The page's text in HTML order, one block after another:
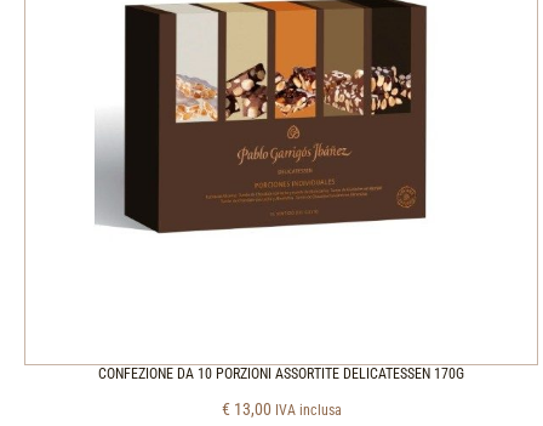
CONFEZIONE DA 10 PORZIONI ASSORTITE DELICATESSEN 170G
€ 13,00 IVA inclusa